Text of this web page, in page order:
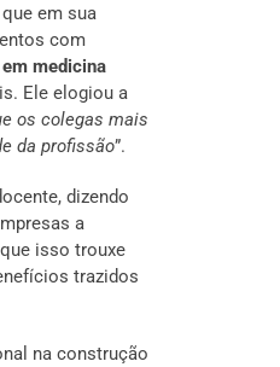
em sua
com
medicina
Ele elogiou a
os colegas mais
da profissão”.
dizendo
a
isso trouxe
trazidos
na construção